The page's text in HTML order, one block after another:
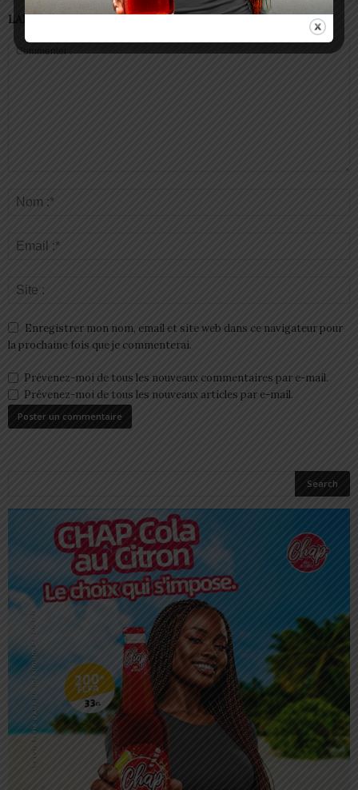
LAISSER UN COMMENTAIRE
Enregistrer mon nom, email et site web dans ce navigateur pour
la prochaine fois que je commenterai.
Prévenez-moi de tous les nouveaux commentaires par e-mail.
Prévenez-moi de tous les nouveaux articles par e-mail.